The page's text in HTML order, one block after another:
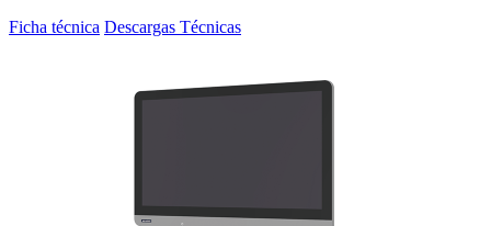
Ficha técnica Descargas Técnicas